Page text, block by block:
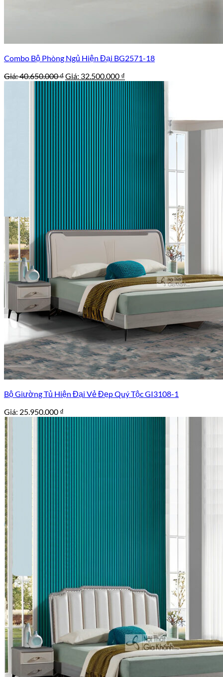
Combo Bộ Phòng Ngủ Hiện Đại BG2571-18
Giá:40.650.000₫Giá
Giá: 32.500.000 ₫
32.500.000 ₫.
Bộ Giường Tủ Hiện Đại Vẻ Đẹp Quý Tộc GI3108-1
Giá: 25.950.000 ₫